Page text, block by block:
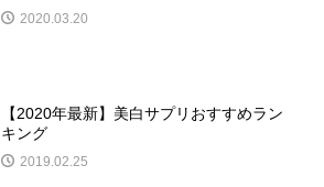
2020.03.20
【2020年最新】美白サプリおすすめラン
キング
2019.02.25